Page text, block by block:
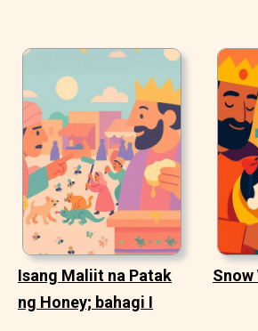
Isang Maliit na Patak
ng Honey; bahagi I
Snow